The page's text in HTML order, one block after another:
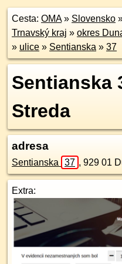
Cesta: OMA» Slovensko
Trnavský kraj » okres
» ulice » Sentianska » 37
Sentianska
Streda
adresa
Sentianska 37 , 929 01
Extra: